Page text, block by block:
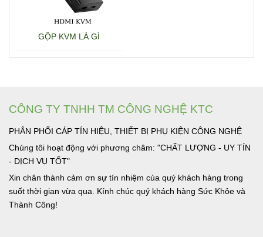
GỘP KVM LÀ GÌ
CÔNG TY TNHH TM CÔNG NGHỆ KTC
PHÂN PHỐI CÁP TÍN HIỆU, THIẾT BỊ PHỤ KIỆN CÔNG NGHỆ
Chúng tôi hoạt động với phương châm: "CHẤT LƯỢNG - UY TÍN
- DỊCH VỤ TỐT"
Xin chân thành cảm ơn sự tín nhiệm của quý khách hàng trong
suốt thời gian vừa qua. Kính chúc quý khách hàng Sức Khỏe và
Thành Công!